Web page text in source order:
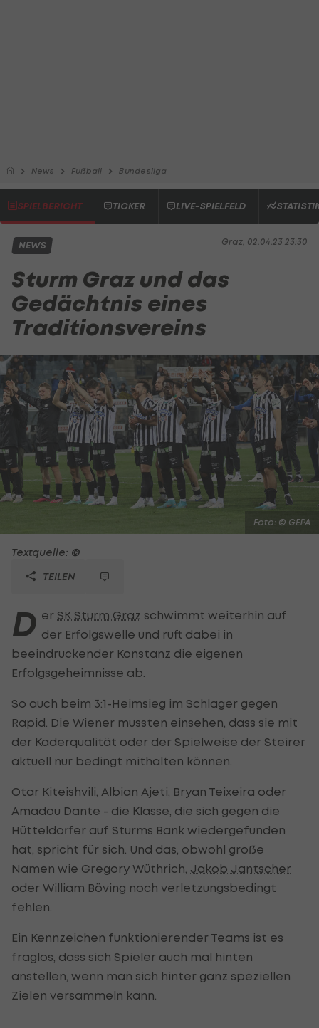
News Fußball Bundesliga
SPIELBERICHT TICKER LIVE-SPIELFELD
Graz, 02.04.23 23:30
NEWS
Sturm Graz und das
Gedächtnis eines
Traditionsvereins
Foto: © GEPA
Textquelle: ©
TEILEN
D er SK Sturm Graz schwimmt weiterhin auf
der Erfolgswelle und ruft dabei in
beeindruckender Konstanz die eigenen
Erfolgsgeheimnisse ab.
So auch beim 3:1-Heimsieg im Schlager gegen
Rapid. Die Wiener mussten einsehen, dass sie mit
der Kaderqualität oder der Spielweise der Steirer
aktuell nur bedingt mithalten können.
Otar Kiteishvili, Albian Ajeti, Bryan Teixeira oder
Amadou Dante - die Klasse, die sich gegen die
Hütteldorfer auf Sturms Bank wiedergefunden
hat, spricht für sich. Und das, obwohl große
Namen wie Gregory Wüthrich, Jakob Jantscher
oder William Böving noch verletzungsbedingt
fehlen.
Ein Kennzeichen funktionierender Teams ist es
fraglos, dass sich Spieler auch mal hinten
anstellen, wenn man sich hinter ganz speziellen
Zielen versammeln kann.